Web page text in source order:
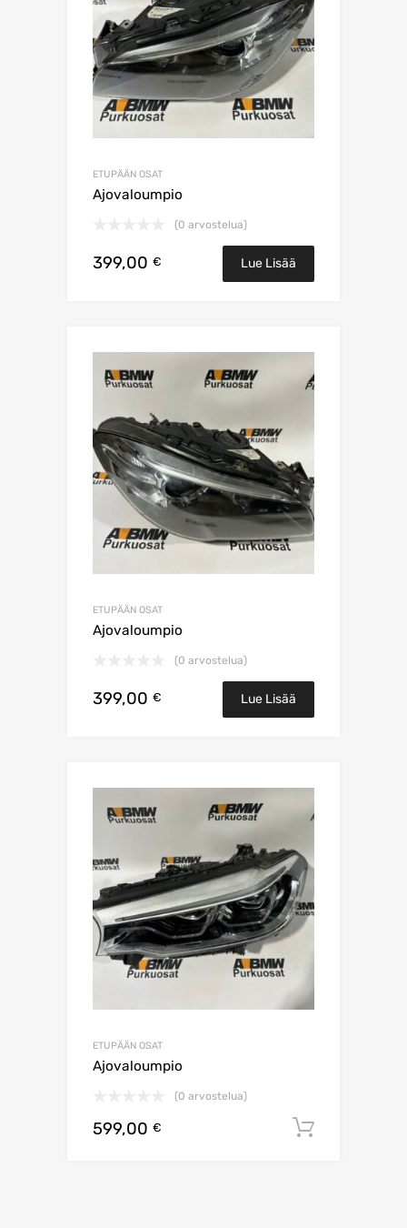
ETUPÄÄN OSAT
Ajovaloumpio
(0 arvostelua)
399,00 € Lue Lisää
ETUPÄÄN OSAT
Ajovaloumpio
(0 arvostelua)
399,00 € Lue Lisää
ETUPÄÄN OSAT
Ajovaloumpio
(0 arvostelua)
599,00 €